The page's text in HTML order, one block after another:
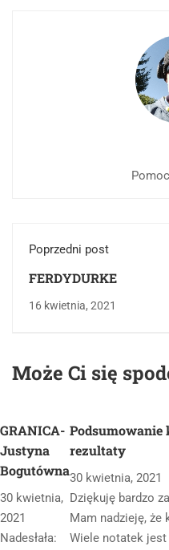
Poprzedni post
FERDYDURKE
16 kwietnia, 2021
Może Ci się
GRANICA-
Justyna
Bogutówna
30 kwietnia,
2021
Nadesłała:
rezultaty
30 kwietnia, 2021
Dziękuję bardzo
Mam nadzieję, że
Wiele notatek